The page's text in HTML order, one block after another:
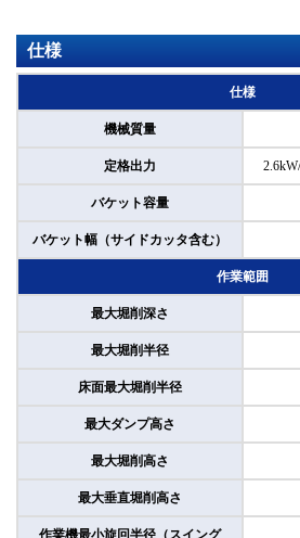
仕様
仕様
機械質量
定格出力
バケット容量
バケット幅（サイドカッタ含む）
作業範囲
最大堀削深さ
最大堀削半径
床面最大堀削半径
最大ダンプ高さ
最大堀削高さ
最大垂直堀削高さ
作業機最小旋回半径（スイング